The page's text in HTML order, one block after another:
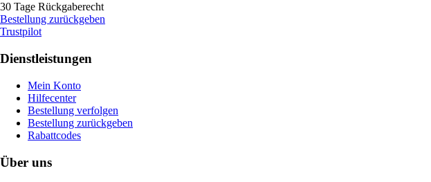
30 Tage Rückgaberecht
Bestellung zurückgeben
Trustpilot
Dienstleistungen
Mein Konto
Hilfecenter
Bestellung verfolgen
Bestellung zurückgeben
Rabattcodes
Über uns